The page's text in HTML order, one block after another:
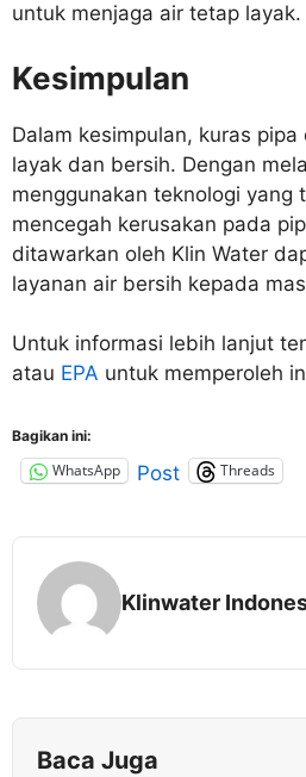
untuk menjaga air tetap layak.
Kesimpulan
Dalam kesimpulan, kuras
layak dan bersih. Dengan
menggunakan teknologi
mencegah kerusakan pada
ditawarkan oleh Klin Water
layanan air bersih kepada
Untuk informasi lebih lanjut
atau EPA untuk memperoleh
Bagikan ini:
WhatsApp Post Threads
Klinwater
Baca Juga